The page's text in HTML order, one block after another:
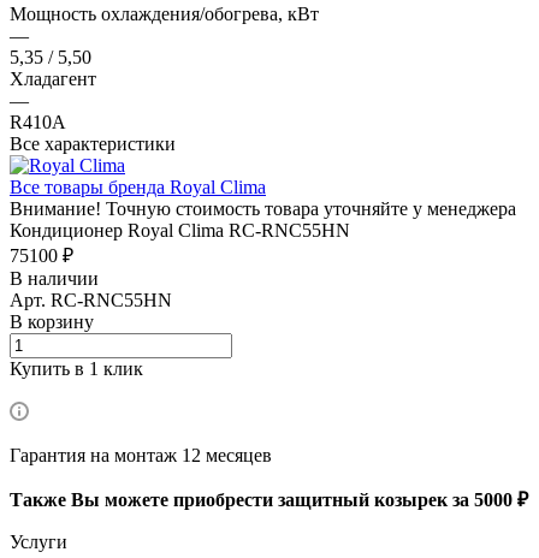
Мощность охлаждения/обогрева, кВт
—
5,35 / 5,50
Хладагент
—
R410A
Все характеристики
Все товары бренда Royal Clima
Внимание! Точную стоимость товара уточняйте у менеджера
Кондиционер Royal Clima RC-RNC55HN
75100 ₽
В наличии
Арт. RC-RNC55HN
В корзину
Купить в 1 клик
Гарантия на монтаж 12 месяцев
Также Вы можете приобрести защитный козырек за 5000 ₽
Услуги